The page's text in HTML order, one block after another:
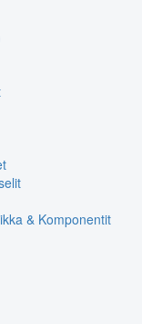
& Komponentit